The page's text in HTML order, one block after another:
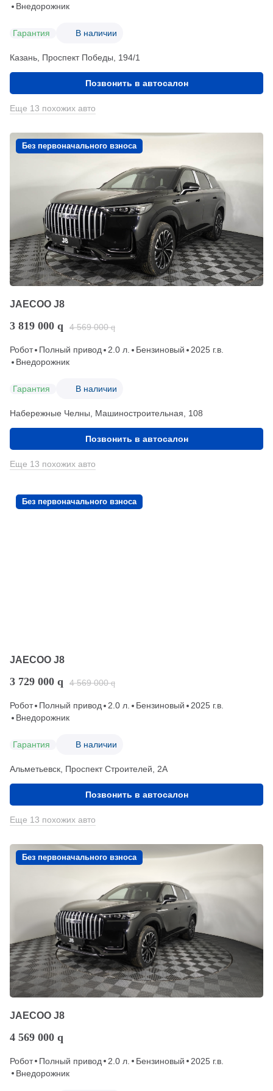
Внедорожник
Гарантия В наличии
Казань, Проспект Победы, 194/1
Позвонить в автосалон
Еще 13 похожих авто
Без первоначального взноса
JAECOO J8
3 819 000 q 4 569 000 q
Робот Полный привод 2.0 л. Бензиновый
2025 г.в.
Внедорожник
Гарантия В наличии
Набережные Челны, Машиностроительная, 108
Позвонить в автосалон
Еще 13 похожих авто
Без первоначального взноса
JAECOO J8
3 729 000 q 4 569 000 q
Робот Полный привод 2.0 л. Бензиновый
2025 г.в.
Внедорожник
Гарантия В наличии
Альметьевск, Проспект Строителей, 2А
Позвонить в автосалон
Еще 13 похожих авто
Без первоначального взноса
JAECOO J8
4 569 000 q
Робот Полный привод 2.0 л. Бензиновый
2025 г.в.
Внедорожник